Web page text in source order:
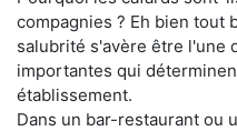
compagnies ? Eh bien tout
salubrité s'avère être l'une
importantes qui
établissement.
Dans un bar-restaurant ou